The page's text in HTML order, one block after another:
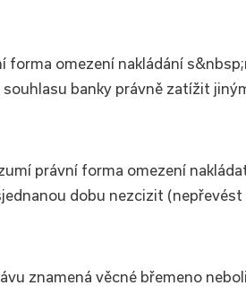
forma omezení nakládání
banky právně zatížit
právní forma omezení
dobu nezcizit
znamená věcné břemeno